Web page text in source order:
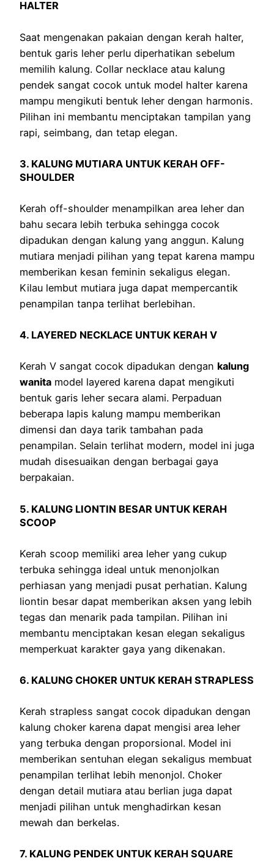
HALTER
Saat mengenakan pakaian dengan kerah halter,
bentuk garis leher perlu diperhatikan sebelum
memilih kalung. Collar necklace atau kalung
pendek sangat cocok untuk model halter karena
mampu mengikuti bentuk leher dengan harmonis.
Pilihan ini membantu menciptakan tampilan yang
rapi, seimbang, dan tetap elegan.
3. KALUNG MUTIARA UNTUK KERAH OFF-
SHOULDER
Kerah off-shoulder menampilkan area leher dan
bahu secara lebih terbuka sehingga cocok
dipadukan dengan kalung yang anggun. Kalung
mutiara menjadi pilihan yang tepat karena mampu
memberikan kesan feminin sekaligus elegan.
Kilau lembut mutiara juga dapat mempercantik
penampilan tanpa terlihat berlebihan.
4. LAYERED NECKLACE UNTUK KERAH V
Kerah V sangat cocok dipadukan dengan kalung
wanita model layered karena dapat mengikuti
bentuk garis leher secara alami. Perpaduan
beberapa lapis kalung mampu memberikan
dimensi dan daya tarik tambahan pada
penampilan. Selain terlihat modern, model ini juga
mudah disesuaikan dengan berbagai gaya
berpakaian.
5. KALUNG LIONTIN BESAR UNTUK KERAH
SCOOP
Kerah scoop memiliki area leher yang cukup
terbuka sehingga ideal untuk menonjolkan
perhiasan yang menjadi pusat perhatian. Kalung
liontin besar dapat memberikan aksen yang lebih
tegas dan menarik pada tampilan. Pilihan ini
membantu menciptakan kesan elegan sekaligus
memperkuat karakter gaya yang dikenakan.
6. KALUNG CHOKER UNTUK KERAH STRAPLESS
Kerah strapless sangat cocok dipadukan dengan
kalung choker karena dapat mengisi area leher
yang terbuka dengan proporsional. Model ini
memberikan sentuhan elegan sekaligus membuat
penampilan terlihat lebih menonjol. Choker
dengan detail mutiara atau berlian juga dapat
menjadi pilihan untuk menghadirkan kesan
mewah dan berkelas.
7. KALUNG PENDEK UNTUK KERAH SQUARE